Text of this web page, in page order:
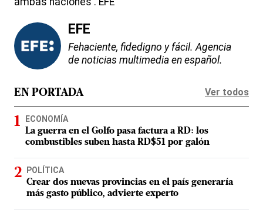
EFE
Fehaciente, fidedigno y fácil. Agencia
de noticias multimedia en español.
EN PORTADA Ver todos
ECONOMÍA
La guerra en el Golfo pasa factura a RD: los
combustibles suben hasta RD$51 por galón
POLÍTICA
Crear dos nuevas provincias en el país generaría
más gasto público, advierte experto